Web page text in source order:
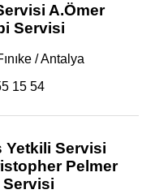
A.Ömer
Servisi
/ Antalya
15 54
Yetkili Servisi
Pelmer
Servisi